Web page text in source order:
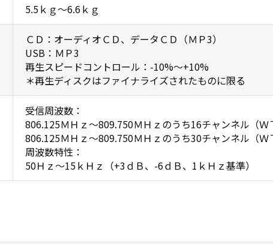
5.5ｋｇ〜6.6ｋｇ
ＣＤ：オーディオＣＤ、データＣＤ（ＭＰ3）
USB：ＭＰ3
再生スピードコントロール：-10%〜+10%
＊再生ディスクはファイナライズされたものに限る
受信周波数：
806.125ＭＨｚ〜809.750ＭＨｚのうち16チャンネル（Ｗ
806.125ＭＨｚ〜809.750ＭＨｚのうち30チャンネル（Ｗ
周波数特性：
50Ｈｚ〜15ｋＨｚ（+3ｄＢ、-6ｄＢ、1ｋＨｚ基準）